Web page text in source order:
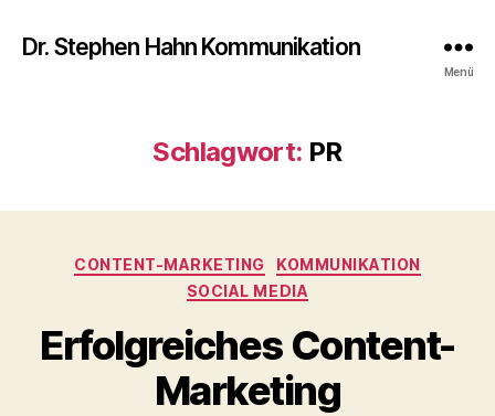
Dr. Stephen Hahn Kommunikation
Menü
Schlagwort: PR
Kategorien
CONTENT-MARKETING
KOMMUNIKATION
SOCIAL MEDIA
Erfolgreiches Content-
Marketing